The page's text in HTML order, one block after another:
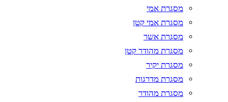
מסגרת אמי
מסגרת אמי קטן
מסגרת אשר
מסגרת מהודר קטן
מסגרת יקיר
מסגרת מדרגות
מסגרת מהודר